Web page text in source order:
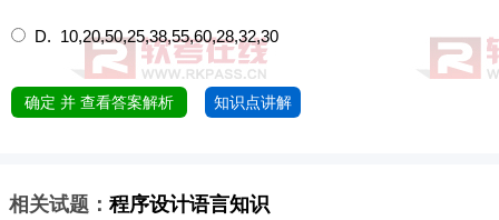
D. 10,20,50,25,38,55,60,28,32,30
确定 并 查看答案解析 知识点讲解
相关试题： 程序设计语言知识